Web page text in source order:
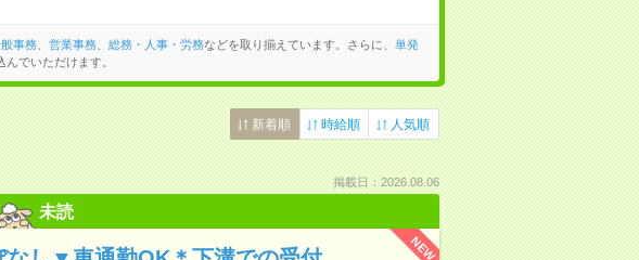
事務、 営業事務、 総務・人事・労務などを取り揃えています。さらに、
単発
でいただけます。
新着順 時給順 人気順
掲載日：2026.08.06
未読
NEW